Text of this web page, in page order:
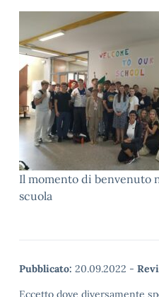
Il momento di benvenuto
scuola
Pubblicato: 20.09.2022 -
Eccetto dove diversamente